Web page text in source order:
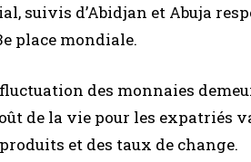
suivis d’Abidjan et Abuja
place mondiale.
des monnaies
de la vie pour les expatriés
et des taux de change.